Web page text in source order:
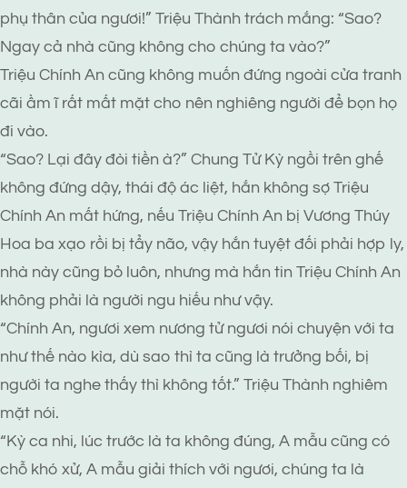
phụ thân của ngươi!” Triệu Thành trách mắng: “Sao?
Ngay cả nhà cũng không cho chúng ta vào?”
Triệu Chính An cũng không muốn đứng ngoài cửa tranh
cãi ầm ĩ rất mất mặt cho nên nghiêng người để bọn họ
đi vào.
“Sao? Lại đây đòi tiền à?” Chung Tử Kỳ ngồi trên ghế
không đứng dậy, thái độ ác liệt, hắn không sợ Triệu
Chính An mất hứng, nếu Triệu Chính An bị Vương Thúy
Hoa ba xạo rồi bị tẩy não, vậy hắn tuyệt đối phải hợp ly,
nhà này cũng bỏ luôn, nhưng mà hắn tin Triệu Chính An
không phải là người ngu hiếu như vậy.
“Chính An, ngươi xem nương tử ngươi nói chuyện với ta
như thế nào kìa, dù sao thì ta cũng là trưởng bối, bị
người ta nghe thấy thì không tốt.” Triệu Thành nghiêm
mặt nói.
“Kỳ ca nhi, lúc trước là ta không đúng, A mẫu cũng có
chỗ khó xử, A mẫu giải thích với ngươi, chúng ta là